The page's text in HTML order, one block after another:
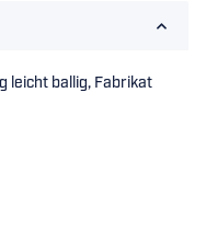
leicht ballig, Fabrikat